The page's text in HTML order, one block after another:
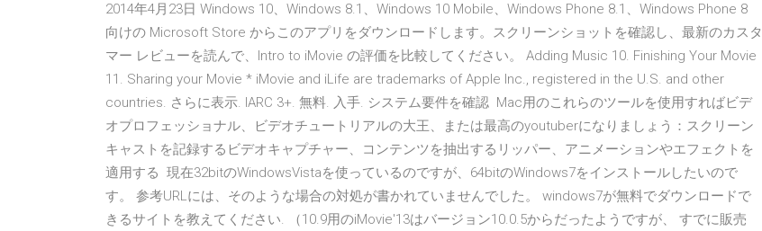
2014年4月23日 Windows 10、Windows 8.1、Windows 10 Mobile、Windows Phone 8.1、Windows Phone 8
向けの Microsoft Store からこのアプリをダウンロードします。スクリーンショットを確認し、最新のカスタ
マー レビューを読んで、Intro to iMovie の評価を比較してください。 Adding Music 10. Finishing Your Movie
11. Sharing your Movie * iMovie and iLife are trademarks of Apple Inc., registered in the U.S. and other
countries. さらに表示. IARC 3+. 無料. 入手. システム要件を確認 Mac用のこれらのツールを使用すればビデ
オプロフェッショナル、ビデオチュートリアルの大王、または最高のyoutuberになりましょう：スクリーン
キャストを記録するビデオキャプチャー、コンテンツを抽出するリッパー、アニメーションやエフェクトを
適用する 現在32bitのWindowsVistaを使っているのですが、64bitのWindows7をインストールしたいので
す。 参考URLには、そのような場合の対処が書かれていませんでした。 windows7が無料でダウンロードで
きるサイトを教えてください. （10.9用のiMovie'13はバージョン10.0.5からだったようですが、 すでに販売